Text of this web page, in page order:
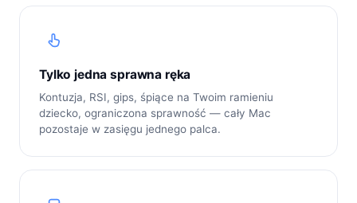
Tylko jedna sprawna ręka
Kontuzja, RSI, gips, śpiące na Twoim ramieniu
dziecko, ograniczona sprawność — cały Mac
pozostaje w zasięgu jednego palca.